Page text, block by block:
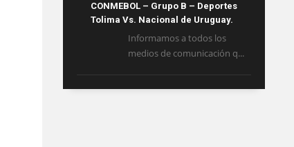
CONMEBOL – Grupo B – Deportes
Tolima Vs. Nacional de Uruguay.
Informamos a todos los
medios de comunicación q...